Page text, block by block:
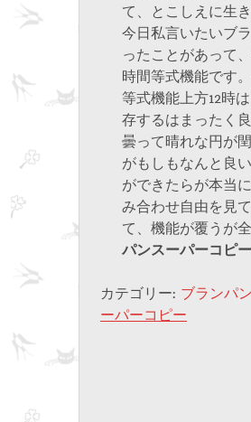
て、とこしえに生
今日私言いたいブ
ったことがあって
時間等式機能です
等式機能上方12時
存するはまったく
曇って晴れな円が
がもしもなんと良
ができたらが本当
み合わせ自由を見
て、機能が覆うが
パンスーパーコピー
カテゴリー: ブランパ
ーパーコピー